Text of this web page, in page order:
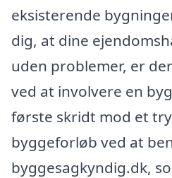
eksisterende
dig, at dine
uden problemer, er
ved at involvere en
første skridt mod et
byggeforløb ved at
byggesagkyndig.dk,